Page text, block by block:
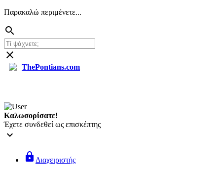
Παρακαλώ περιμένετε...
search
close
ThePontians.com
Καλωσορίσατε!
Έχετε συνδεθεί ως επισκέπτης
keyboard_arrow_down
lock Διαχειριστής